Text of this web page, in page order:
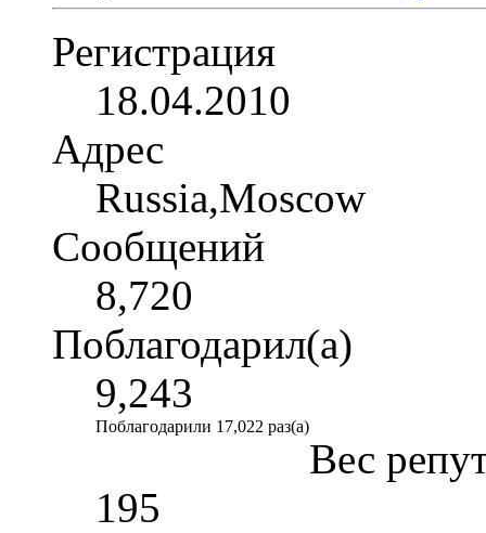
Регистрация
18.04.2010
Адрес
Russia,Moscow
Сообщений
8,720
Поблагодарил(а)
9,243
Поблагодарили 17,022 раз(а)
Вес
195